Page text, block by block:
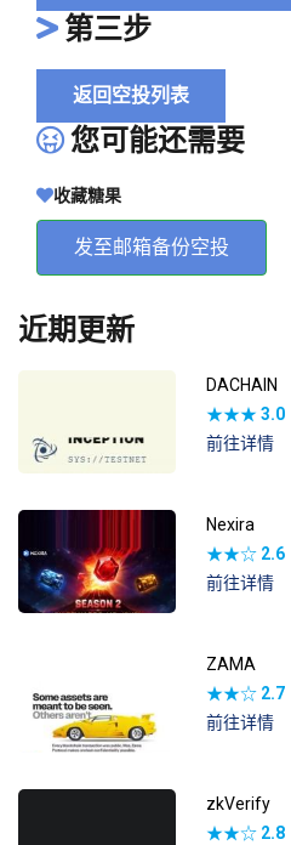
第三步
返回空投列表
您可能还需要
收藏糖果
发至邮箱备份空投
近期更新
DACHAIN
★★★3.0
前往详情
Nexira
★★☆ 2.6
前往详情
ZAMA
★★☆ 2.7
前往详情
zkVerify
★★☆ 2.8